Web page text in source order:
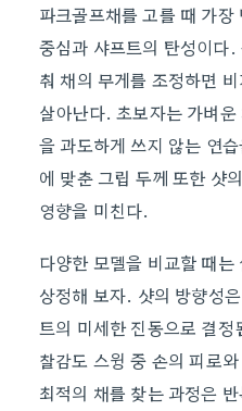
파크골프채를 고를 때 가
중심과 샤프트의 탄성이다
춰 채의 무게를 조정하면
살아난다. 초보자는 가벼
을 과도하게 쓰지 않는 연
에 맞춘 그립 두께 또한 샷
영향을 미친다.
다양한 모델을 비교할 때
상정해 보자. 샷의 방향성
트의 미세한 진동으로 결
찰감도 스윙 중 손의 피로
최적의 채를 찾는 과정은